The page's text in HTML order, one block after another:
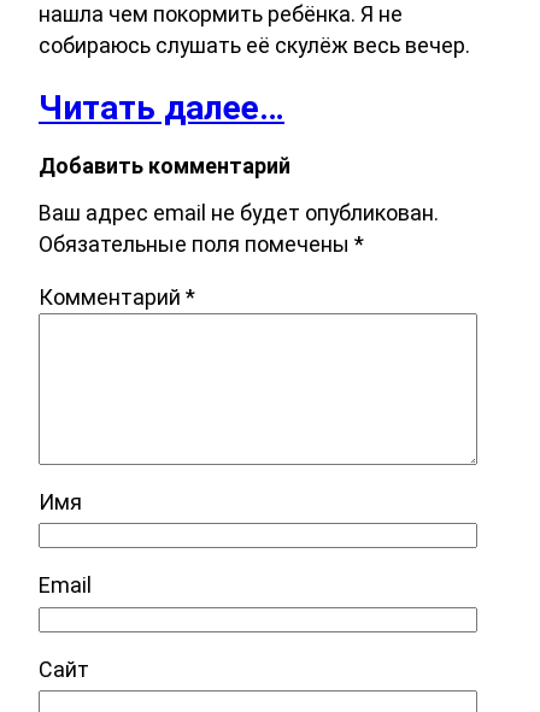
нашла чем покормить ребёнка. Я не
собираюсь слушать её скулёж весь вечер.
Читать далее…
Добавить комментарий
Ваш адрес email не будет опубликован.
Обязательные поля помечены *
Комментарий *
Имя
Email
Сайт